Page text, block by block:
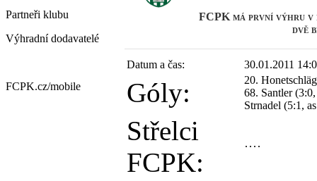
Partneři klubu
Výhradní dodavatelé
FCPK.cz/mobile
FCPK má první výhru
dvě
Datum a čas: 30.01.2011
Góly:
20.
68. Santler
Strnadel (5:1,
Střelci
FCPK: